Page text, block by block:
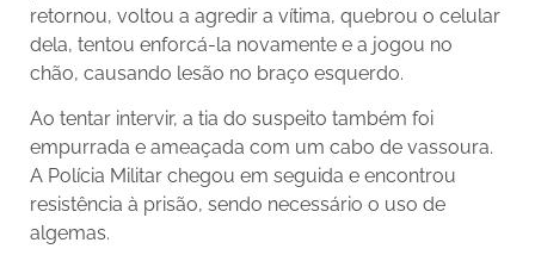
retornou, voltou a agredir a vítima, quebrou o celular
dela, tentou enforcá-la novamente e a jogou no
chão, causando lesão no braço esquerdo.
Ao tentar intervir, a tia do suspeito também foi
empurrada e ameaçada com um cabo de vassoura.
A Polícia Militar chegou em seguida e encontrou
resistência à prisão, sendo necessário o uso de
algemas.